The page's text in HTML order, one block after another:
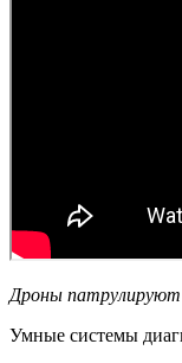
Дроны патрулируют
Умные системы